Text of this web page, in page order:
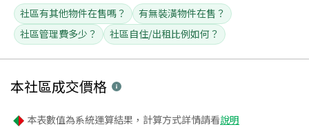
社區有其他物件在售嗎？
有無裝潢物件在售？
社區管理費多少？
社區自住/出租比例如何？
本社區成交價格
本表數值為系統運算結果，計算方式詳情請看說明